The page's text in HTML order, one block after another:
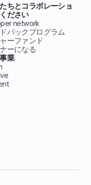
ちとコラボレーショ
ださい
network
バックプログラム
ーファンド
ーになる
業